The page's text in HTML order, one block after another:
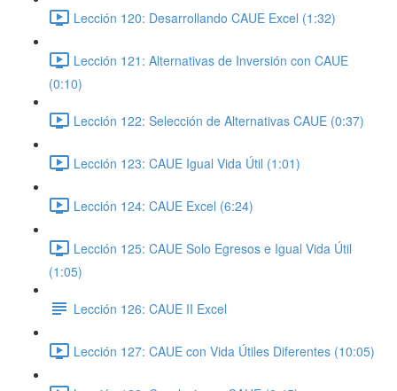
Lección 120: Desarrollando CAUE Excel (1:32)
Lección 121: Alternativas de Inversión con CAUE
(0:10)
Lección 122: Selección de Alternativas CAUE (0:37)
Lección 123: CAUE Igual Vida Útil (1:01)
Lección 124: CAUE Excel (6:24)
Lección 125: CAUE Solo Egresos e Igual Vida Útil
(1:05)
Lección 126: CAUE II Excel
Lección 127: CAUE con Vida Útiles Diferentes (10:05)